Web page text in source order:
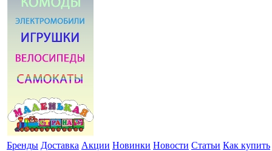
Бренды Доставка Акции Новинки Новости Статьи Как купить